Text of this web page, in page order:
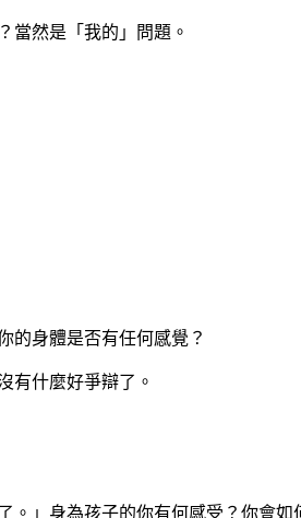
當然是「我的」問題。
的身體是否有任何感覺？
有什麼好爭辯了。
」身為孩子的你有何感受？你會如